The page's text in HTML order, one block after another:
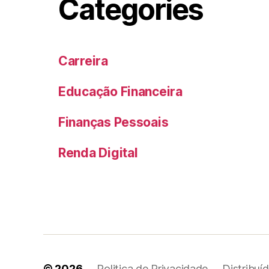
Categories
Carreira
Educação Financeira
Finanças Pessoais
Renda Digital